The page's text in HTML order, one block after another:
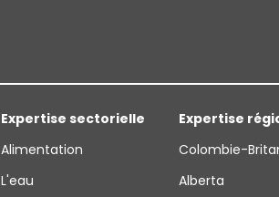
Expertise sectorielle
Alimentation
L'eau
Expertise
Colombie-
Alberta